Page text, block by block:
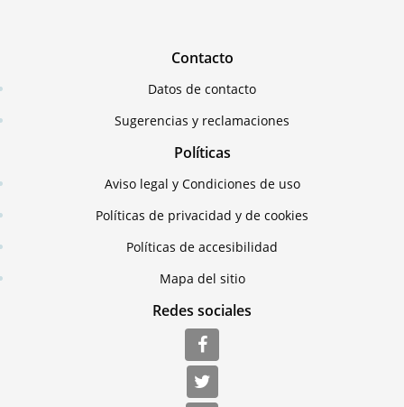
Contacto
Datos de contacto
Sugerencias y reclamaciones
Políticas
Aviso legal y Condiciones de uso
Políticas de privacidad y de cookies
Políticas de accesibilidad
Mapa del sitio
Redes sociales